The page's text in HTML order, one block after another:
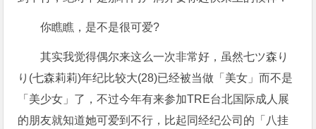
你瞧瞧，是不是很可爱?
其实我觉得偶尔来这么一次非常好，虽然七ツ森り
り(七森莉莉)年纪比较大(28)已经被当做「美女」而不是
「美少女」了，不过今年有来参加TRE台北国际成人展
的朋友就知道她可爱到不行，比起同经纪公司的「八挂